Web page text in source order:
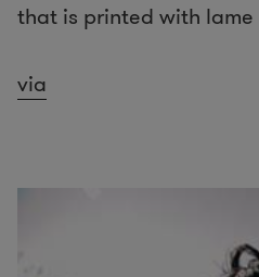
that is printed with
via